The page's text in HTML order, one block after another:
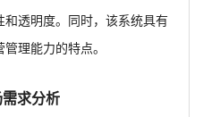
透明度。同时，该系统具有
理能力的特点。
求分析